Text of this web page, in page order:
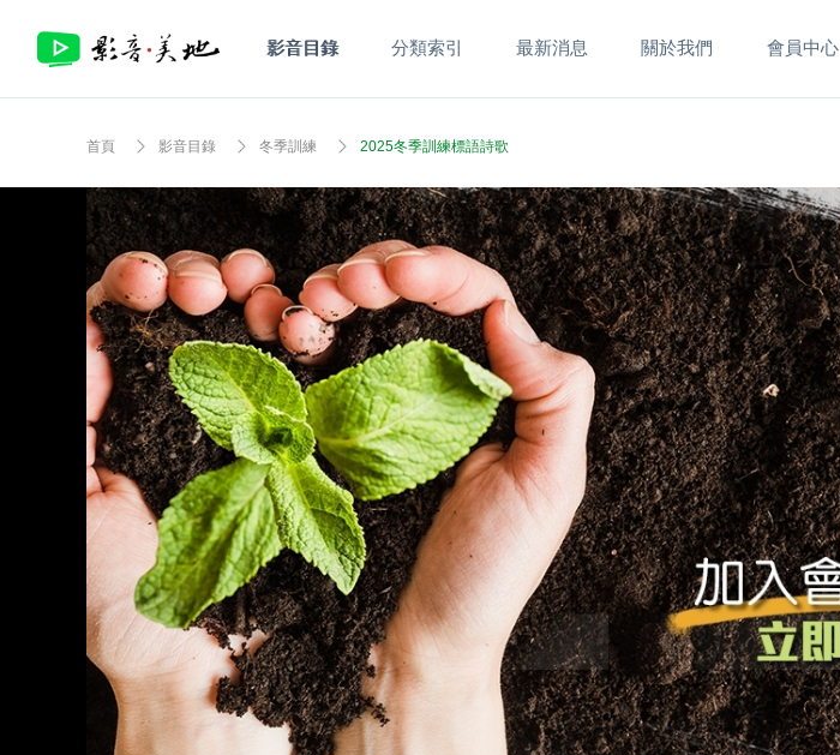
影音目錄 分類索引 最新消息 關於我們 會員中心
首頁 影音目錄 冬季訓練 2025冬季訓練標語詩歌